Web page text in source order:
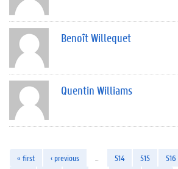
Benoît Willequet
Quentin Williams
« first ‹ previous 514 515 516